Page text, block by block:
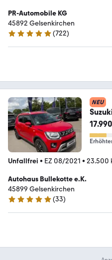
PR-Automobile KG
45892 Gelsenkirchen
4.9 Sterne
(722)
NEU
Unfallfrei • EZ 08/2021 • 23.500
Autohaus Bullekotte e.K.
45899 Gelsenkirchen
4.9 Sterne
(33)